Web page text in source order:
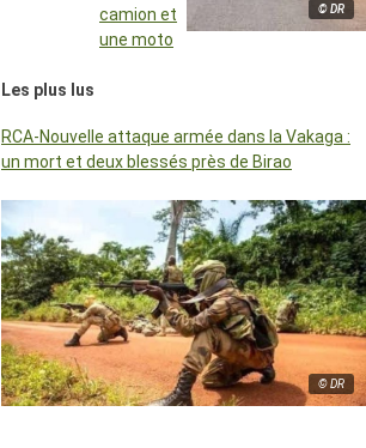
© DR
camion et
une moto
Les plus lus
RCA-Nouvelle attaque armée dans la Vakaga :
un mort et deux blessés près de Birao
© DR